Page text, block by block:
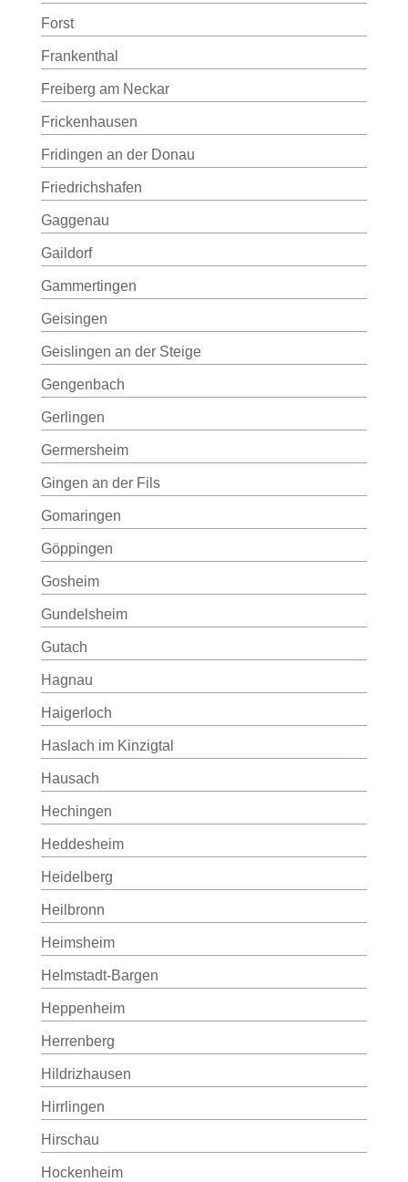
Forst
Frankenthal
Freiberg am Neckar
Frickenhausen
Fridingen an der Donau
Friedrichshafen
Gaggenau
Gaildorf
Gammertingen
Geisingen
Geislingen an der Steige
Gengenbach
Gerlingen
Germersheim
Gingen an der Fils
Gomaringen
Göppingen
Gosheim
Gundelsheim
Gutach
Hagnau
Haigerloch
Haslach im Kinzigtal
Hausach
Hechingen
Heddesheim
Heidelberg
Heilbronn
Heimsheim
Helmstadt-Bargen
Heppenheim
Herrenberg
Hildrizhausen
Hirrlingen
Hirschau
Hockenheim